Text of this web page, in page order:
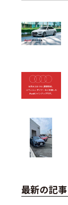
最新の記事